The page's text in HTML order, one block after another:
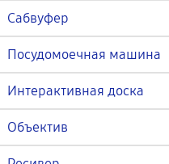
Сабвуфер
Посудомоечная машина
Интерактивная доска
Объектив